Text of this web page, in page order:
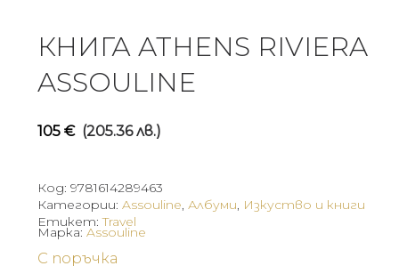
КНИГА ATHENS RIVIERA
ASSOULINE
105 € (205.36 лв.)
Код: 9781614289463
Категории: Assouline, Албуми, Изкуство и книги
Етикет:Travel
С поръчка
Марка: Assouline